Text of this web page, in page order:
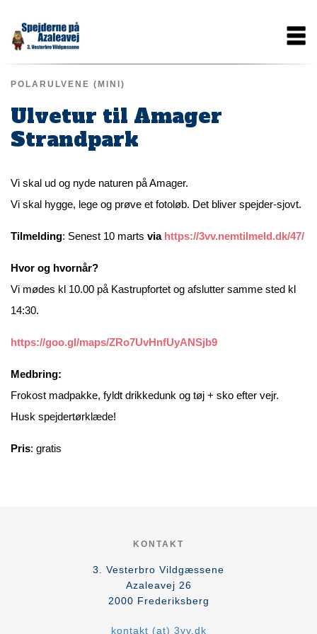
hovedindhold
Main
navigation
POLARULVENE (MINI)
Ulvetur til Amager
Strandpark
Vi skal ud og nyde naturen på Amager.
Vi skal hygge, lege og prøve et fotoløb. Det bliver spejder-sjovt.
Tilmelding: Senest 10 marts via https://3vv.nemtilmeld.dk/47/
Hvor og hvornår?
Vi mødes kl 10.00 på Kastrupfortet og afslutter samme sted kl
14:30.
https://goo.gl/maps/ZRo7UvHnfUyANSjb9
Medbring:
Frokost madpakke, fyldt drikkedunk og tøj + sko efter vejr.
Husk spejdertørklæde!
Pris: gratis
KONTAKT
3. Vesterbro Vildgæssene
Azaleavej 26
2000 Frederiksberg
kontakt (at) 3vv.dk